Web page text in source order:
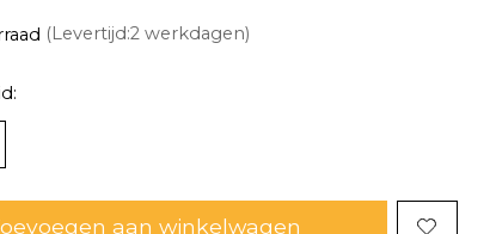
(Levertijd:2 werkdagen)
aan winkelwagen